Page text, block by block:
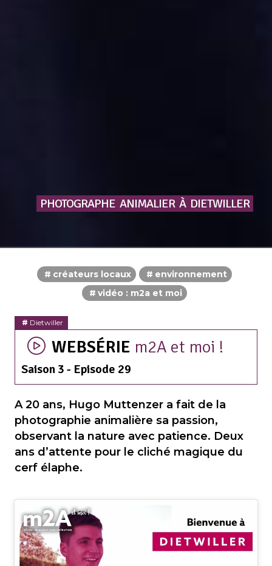
PHOTOGRAPHE ANIMALIER À DIETWILLER
créateurs locaux
environnement
vidéo : m2a et moi
Dietwiller
WEBSÉRIE m2A et moi !
Saison 3 - Episode 29
A 20 ans, Hugo Muttenzer a fait de la
photographie animalière sa passion,
observant la nature avec patience. Deux
ans d’attente pour le cliché magique du
cerf élaphe.